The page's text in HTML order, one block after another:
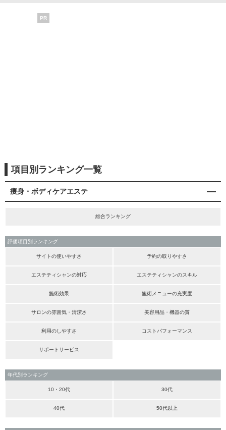
PR
項目別ランキング一覧
痩身・ボディケアエステ
総合ランキング
評価項目別ランキング
サイトの使いやすさ 予約の取りやすさ
エステティシャンの対応 エステティシャンのスキル
施術効果 施術メニューの充実度
サロンの雰囲気・清潔さ 美容用品・機器の質
利用のしやすさ コストパフォーマンス
サポートサービス
年代別ランキング
10・20代 30代
40代 50代以上